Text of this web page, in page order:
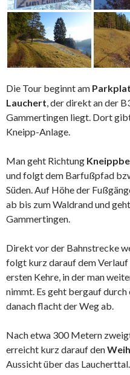
Die Tour beginnt am
Lauchert, der direkt an der
Gammertingen liegt. Dort
Kneipp-Anlage.
Man geht Richtung
und folgt dem Barfußpfad
Süden. Auf Höhe der
ab bis zum Waldrand und
Gammertingen.
Direkt vor der Bahnstrecke
folgt kurz darauf dem Verlauf
ersten Kehre, in der man
nimmt. Es geht bergauf durch
danach flacht der Weg ab.
Nach etwa 300 Metern
erreicht kurz darauf den
Aussicht über das Laucherttal.